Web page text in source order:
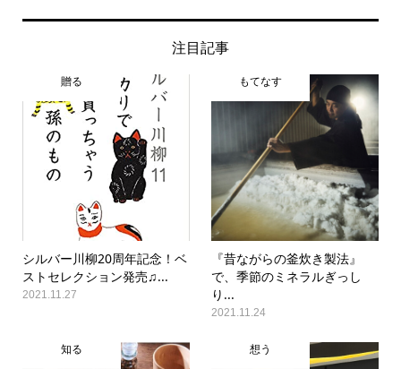
注目記事
贈る
シルバー川柳20周年記念！ベ
ストセレクション発売♫...
2021.11.27
もてなす
『昔ながらの釜炊き製法』
で、季節のミネラルぎっし
り...
2021.11.24
知る 想う